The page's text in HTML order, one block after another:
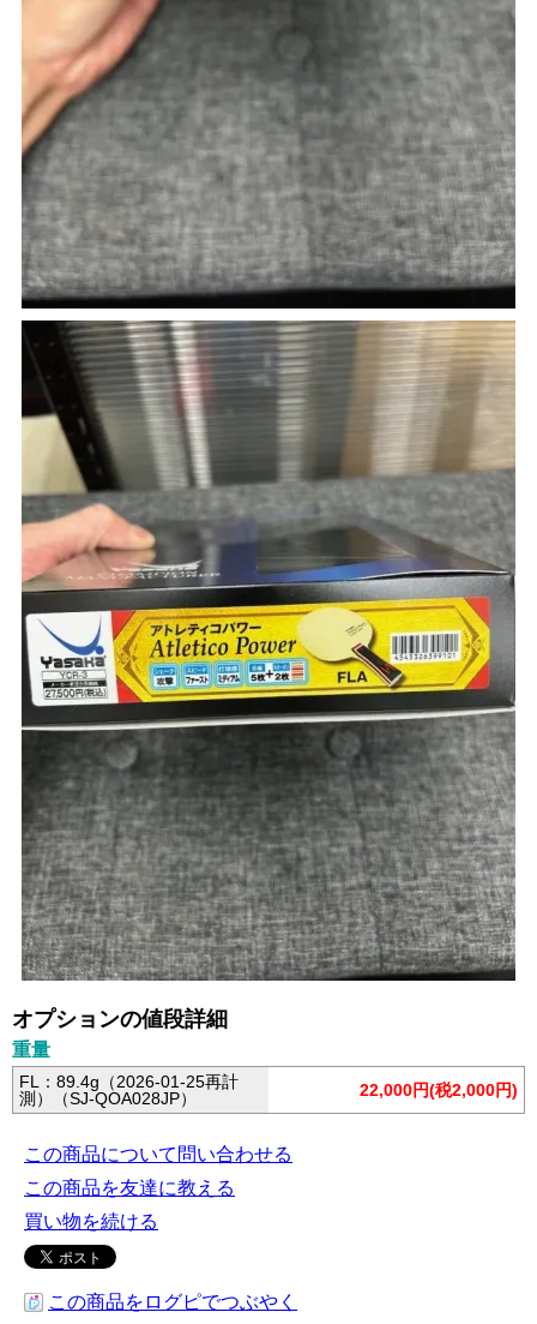
オプションの値段詳細
重量
FL：89.4g（2026-01-25再計
測）（SJ-QOA028JP）
22,000円(税2,000円)
この商品について問い合わせる
この商品を友達に教える
買い物を続ける
この商品をログピでつぶやく